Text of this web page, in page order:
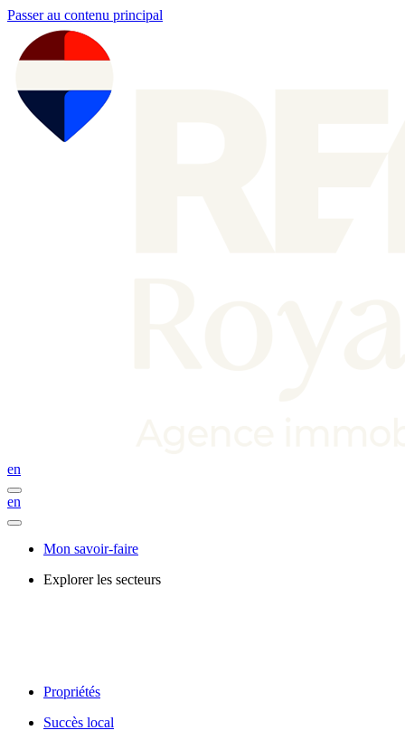
Passer au contenu principal
en
en
Mon savoir-faire
Explorer les secteurs
Propriétés
Succès local